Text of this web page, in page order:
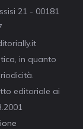
21 - 00181
in quanto
editoriale ai